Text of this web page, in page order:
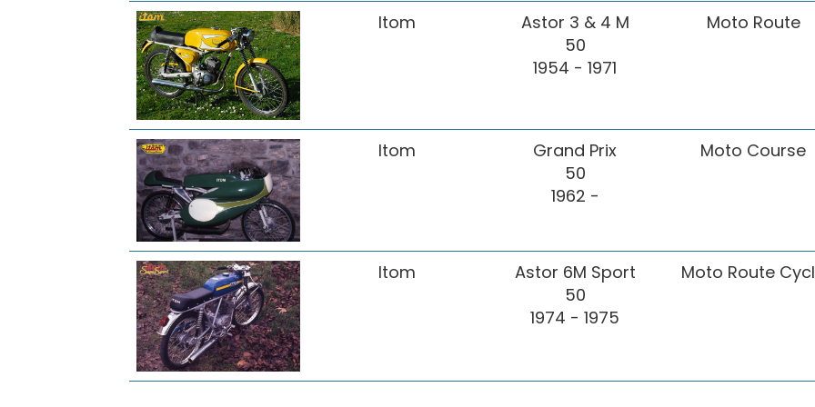
Itom
Astor 3 & 4 M
50
1954 - 1971
Moto Route
Itom
Grand Prix
50
1962 -
Moto Course
Itom
Astor 6M Sport
50
1974 - 1975
Moto Route